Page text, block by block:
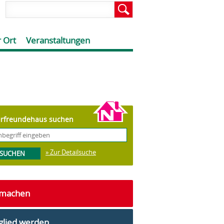
Ort Veranstaltungen
suchen
» Zur Detailsuche